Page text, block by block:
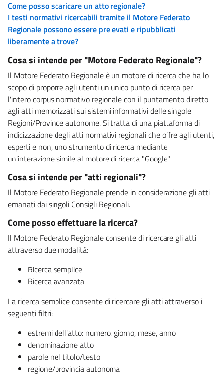
Come posso scaricare un atto regionale?
I testi normativi ricercabili tramite il Motore Federato
Regionale possono essere prelevati e ripubblicati
liberamente altrove?
Cosa si intende per "Motore Federato Regionale"?
Il Motore Federato Regionale è un motore di ricerca che ha lo
scopo di proporre agli utenti un unico punto di ricerca per
l'intero corpus normativo regionale con il puntamento diretto
agli atti memorizzati sui sistemi informativi delle singole
Regioni/Province autonome. Si tratta di una piattaforma di
indicizzazione degli atti normativi regionali che offre agli utenti,
esperti e non, uno strumento di ricerca mediante
un'interazione simile al motore di ricerca "Google".
Cosa si intende per "atti regionali"?
Il Motore Federato Regionale prende in considerazione gli atti
emanati dai singoli Consigli Regionali.
Come posso effettuare la ricerca?
Il Motore Federato Regionale consente di ricercare gli atti
attraverso due modalità:
Ricerca semplice
Ricerca avanzata
La ricerca semplice consente di ricercare gli atti attraverso i
seguenti filtri:
estremi dell'atto: numero, giorno, mese, anno
denominazione atto
parole nel titolo/testo
regione/provincia autonoma